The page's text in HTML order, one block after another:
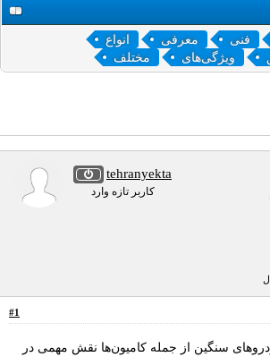
فنی معرفی
انواع
ویژگی‌های مختلف
tehranyekta
کاربر تازه وارد
#1
سنگین از جمله کامیون‌ها نقش مهمی در